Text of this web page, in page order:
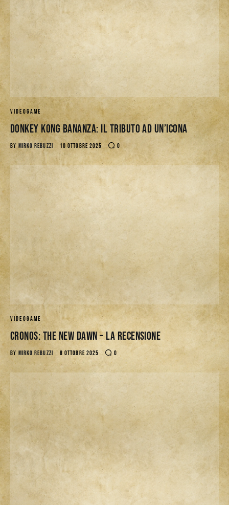
VIDEOGAME
Donkey Kong Bananza: Il Tributo ad un’Icona
BY MIRKO REBUZZI 10 OTTOBRE 2025 0
VIDEOGAME
CRONOS: THE NEW DAWN – La Recensione
BY MIRKO REBUZZI 8 OTTOBRE 2025 0